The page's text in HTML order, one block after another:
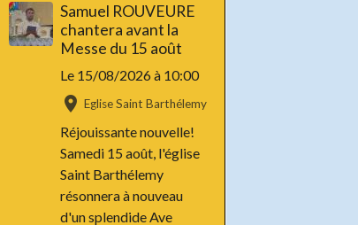
Samuel ROUVEURE
chantera avant la
Messe du 15 août
Le 15/08/2026à 10:00
Eglise Saint Barthélemy
Réjouissante nouvelle!
Samedi 15 août, l'église
Saint Barthélemy
résonnera à nouveau
d'un splendide Ave